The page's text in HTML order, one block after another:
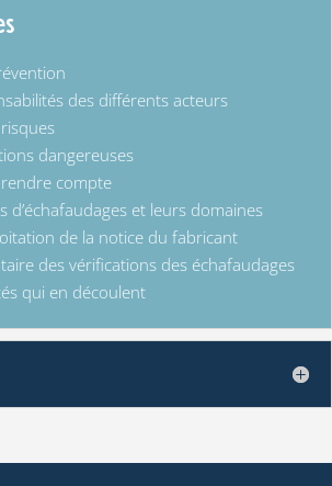
des différents acteurs
dangereuses
compte
d’échafaudages et leurs domaines
de la notice du fabricant
des vérifications des échafaudages
qui en découlent